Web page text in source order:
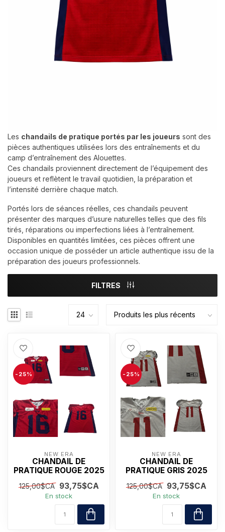
Les chandails de pratique portés par les joueurs sont des
pièces authentiques utilisées lors des entraînements et du
camp d’entraînement des Alouettes.
Ces chandails proviennent directement de l’équipement des
joueurs et reflètent le travail quotidien, la préparation et
l’intensité derrière chaque match.
Portés lors de séances réelles, ces chandails peuvent
présenter des marques d’usure naturelles telles que des fils
tirés, réparations ou imperfections liées à l’entraînement.
Disponibles en quantités limitées, ces pièces offrent une
occasion unique de posséder un article authentique issu de la
préparation des joueurs professionnels.
FILTRES
-25%
NEW ERA
CHANDAIL DE
PRATIQUE ROUGE 2025
125,00$CA 93,75$CA
En stock
-25%
NEW ERA
CHANDAIL DE
PRATIQUE GRIS 2025
125,00$CA 93,75$CA
En stock